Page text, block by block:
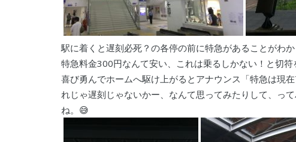
駅に着くと遅刻必死？の各停の前に特急があることがわ
特急料金300円なんて安い、これは乗るしかない！と切符
喜び勇んでホームへ駆け上がるとアナウンス「特急は現
れじゃ遅刻じゃないかー、なんて思ってみたりして、っ
ね。😅